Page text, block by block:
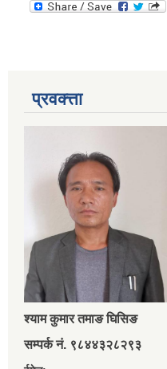
प्रवक्त्ता
श्‍याम कुमार तमाङ घिसिङ
सम्पर्क नं. ९८४४३२८२९३